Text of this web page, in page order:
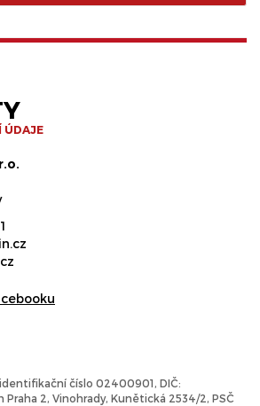
ÚDAJE
identifikační číslo 02400901, DIČ:
2, Vinohrady, Kunětická 2534/2, PSČ